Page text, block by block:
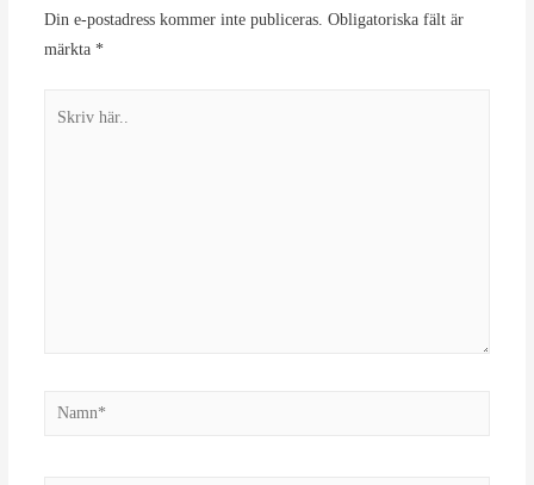
Din e-postadress kommer inte publiceras. Obligatoriska fält är
märkta *
Namn*